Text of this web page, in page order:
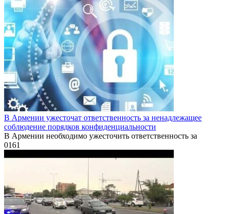
В Армении ужесточат ответственность за ненадлежащее
соблюдение порядков конфиденциальности
В Армении необходимо ужесточить ответственность за
0161